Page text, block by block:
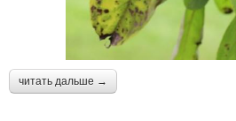
читать дальше →